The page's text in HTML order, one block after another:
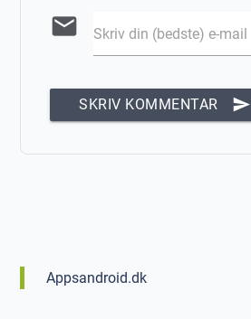
email Skriv din (bedste) e-mail
SKRIV KOMMENTAR send
Appsandroid.dk